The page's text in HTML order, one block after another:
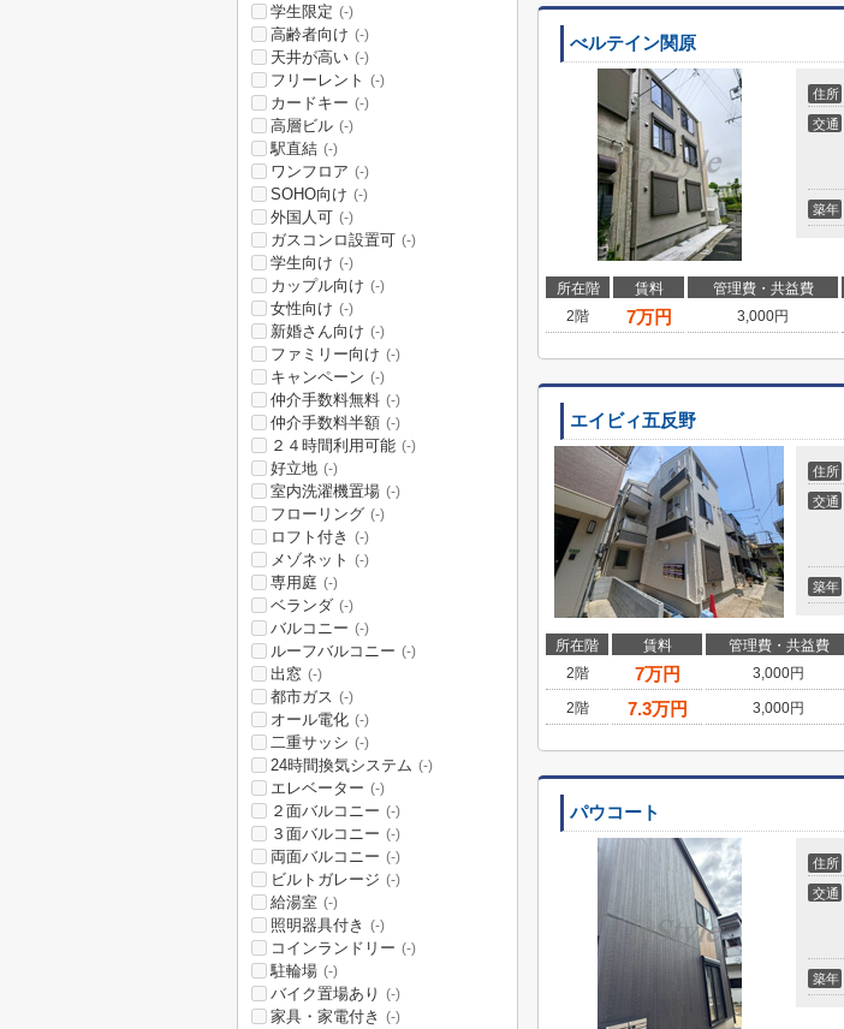
べルテイン関原
住所
交通
築年
所在階 賃料 管理費・共益費
2階
7万円 3,000円
エイビィ五反野
住所
交通
築年
所在階 賃料 管理費・共益費
2階
7万円 3,000円
2階
7.3万円 3,000円
パウコート
住所
交通
築年
学生限定 (-)
高齢者向け (-)
天井が高い (-)
フリーレント (-)
カードキー (-)
高層ビル (-)
駅直結 (-)
ワンフロア (-)
SOHO向け (-)
外国人可 (-)
ガスコンロ設置可 (-)
学生向け (-)
カップル向け (-)
女性向け (-)
新婚さん向け (-)
ファミリー向け (-)
キャンペーン (-)
仲介手数料無料 (-)
仲介手数料半額 (-)
２４時間利用可能 (-)
好立地 (-)
室内洗濯機置場 (-)
フローリング (-)
ロフト付き (-)
メゾネット (-)
専用庭 (-)
ベランダ (-)
バルコニー (-)
ルーフバルコニー (-)
出窓 (-)
都市ガス (-)
オール電化 (-)
二重サッシ (-)
24時間換気システム (-)
エレベーター (-)
２面バルコニー (-)
３面バルコニー (-)
両面バルコニー (-)
ビルトガレージ (-)
給湯室 (-)
照明器具付き (-)
コインランドリー (-)
駐輪場 (-)
バイク置場あり (-)
家具・家電付き (-)